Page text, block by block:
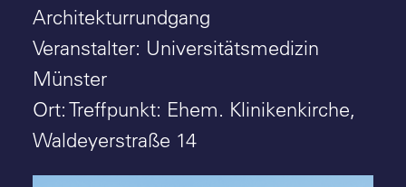
Suche
Architekturrundgang
Veranstalter: Universitätsmedizin
Münster
Ort: Treffpunkt: Ehem. Klinikenkirche,
Waldeyerstraße 14